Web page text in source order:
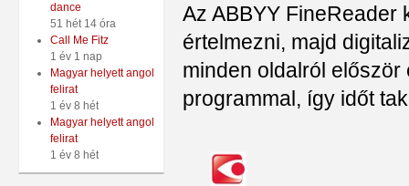
dance
51 hét 14 óra
Call Me Fitz
1 év 1 nap
Magyar helyett angol
felirat
1 év 8 hét
Magyar helyett angol
felirat
1 év 8 hét
Az ABBYY
értelmezni, majd
minden oldalról
programmal, így időt